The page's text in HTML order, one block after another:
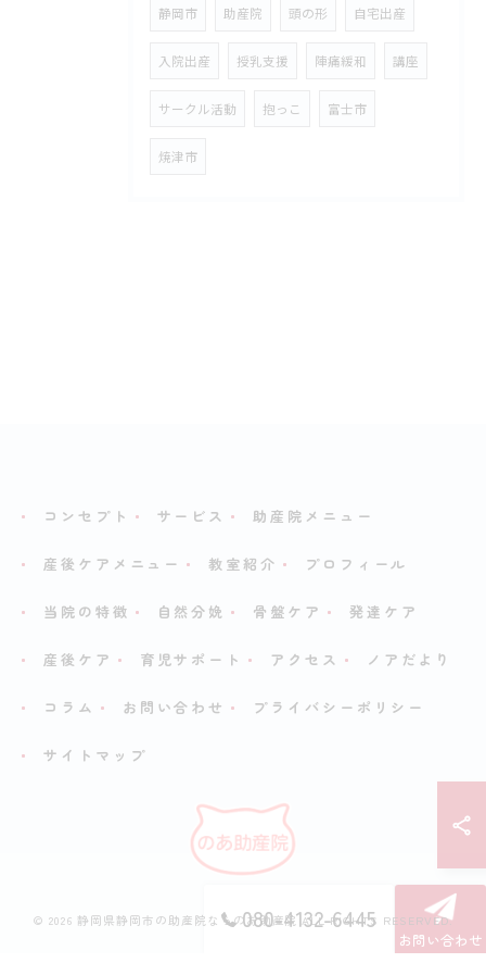
静岡市 助産院 頭の形 自宅出産
入院出産 授乳支援 陣痛緩和 講座
サークル活動 抱っこ 富士市
焼津市
080-4132-6445
お問い合わせ
コンセプト サービス 助産院メニュー
産後ケアメニュー 教室紹介 プロフィール
当院の特徴 自然分娩 骨盤ケア 発達ケア
産後ケア 育児サポート アクセス ノアだより
コラム お問い合わせ プライバシーポリシー
サイトマップ
© 2026 静岡県静岡市の助産院ならのあ助産院 ALL RIGHTS RESERVED.